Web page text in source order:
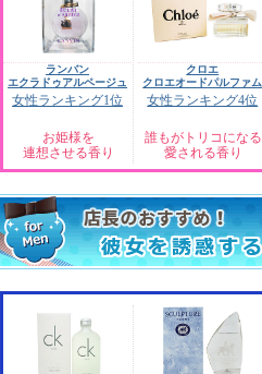
ランバン
エクラドゥアルページュ
女性ランキング1位
お姫様を
連想させる香り
クロエ
クロエオードパルファム
女性ランキング4位
誰もがトリコになる
愛される香り